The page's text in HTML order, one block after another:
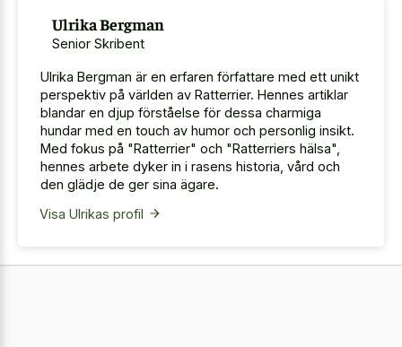
Ulrika Bergman
Senior Skribent
Ulrika Bergman är en erfaren författare med ett unikt
perspektiv på världen av Ratterrier. Hennes artiklar
blandar en djup förståelse för dessa charmiga
hundar med en touch av humor och personlig insikt.
Med fokus på "Ratterrier" och "Ratterriers hälsa",
hennes arbete dyker in i rasens historia, vård och
den glädje de ger sina ägare.
Visa Ulrikas profil